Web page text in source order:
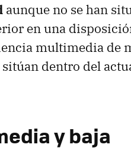
aunque no se han
en una
multimedia de
sitúan dentro del
y baja